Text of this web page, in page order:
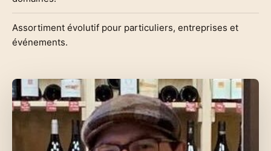
Assortiment évolutif pour particuliers, entreprises et
événements.